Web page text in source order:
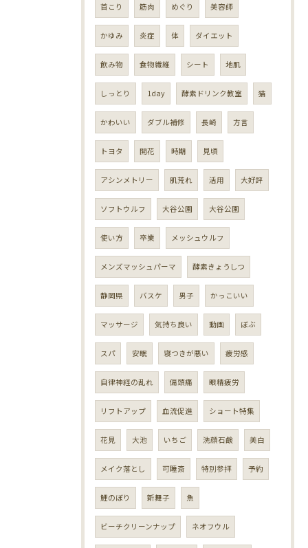
首こり 筋肉 めぐり 美容師
かゆみ 炎症 体 ダイエット
飲み物 食物繊維 シート 地肌
しっとり 1day 酵素ドリンク教室 猫
かわいい ダブル補修 長崎 方言
トヨタ 開花 時期 見頃
アシンメトリー 肌荒れ 活用 大好評
ソフトウルフ 大谷公園 大谷公園
使い方 卒業 メッシュウルフ
メンズマッシュパーマ 酵素きょうしつ
静岡県 バスケ 男子 かっこいい
マッサージ 気持ち良い 動画 ぼぶ
スパ 安眠 寝つきが悪い 疲労感
自律神経の乱れ 偏頭痛 眼精疲労
リフトアップ 血流促進 ショート特集
花見 大池 いちご 洗顔石鹸 美白
メイク落とし 可睡斎 特別参拝 予約
鯉のぼり 新舞子 魚
ビーチクリーンナップ ネオフウル